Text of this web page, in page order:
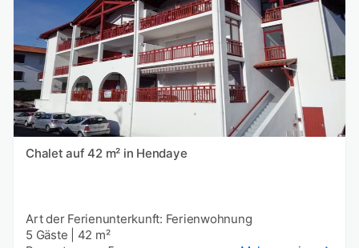
Chalet auf 42 m² in Hendaye
Art der Ferienunterkunft: Ferienwohnung
5 Gäste
42 m²